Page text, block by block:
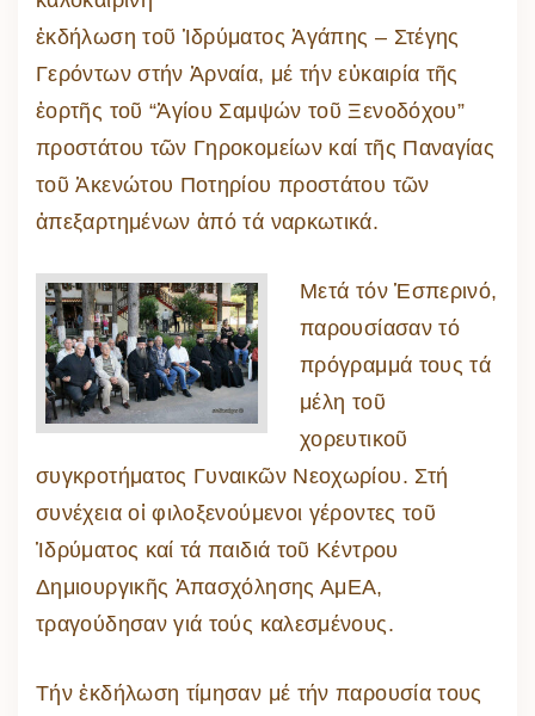
ἐκδήλωση τοῦ Ἱδρύματος Ἀγάπης – Στέγης
Γερόντων στήν Ἀρναία, μέ τήν εὐκαιρία τῆς
ἑορτῆς τοῦ “Ἁγίου Σαμψών τοῦ Ξενοδόχου”
προστάτου τῶν Γηροκομείων καί τῆς Παναγίας
τοῦ Ἀκενώτου Ποτηρίου προστάτου τῶν
ἀπεξαρτημένων ἀπό τά ναρκωτικά.
Μετά τόν Ἑσπερινό,
παρουσίασαν τό
πρόγραμμά τους τά
μέλη τοῦ
χορευτικοῦ
συγκροτήματος Γυναικῶν Νεοχωρίου. Στή
συνέχεια οἱ φιλοξενούμενοι γέροντες τοῦ
Ἱδρύματος καί τά παιδιά τοῦ Κέντρου
Δημιουργικῆς Ἀπασχόλησης ΑμΕΑ,
τραγούδησαν γιά τούς καλεσμένους.
Τήν ἐκδήλωση τίμησαν μέ τήν παρουσία τους